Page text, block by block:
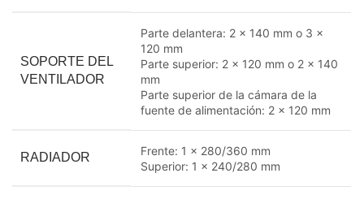
SOPORTE DEL
VENTILADOR
Parte delantera: 2 x 140 mm o 3 x
120 mm
Parte superior: 2 x 120 mm o 2 x 140
mm
Parte superior de la cámara de la
fuente de alimentación: 2 x 120 mm
RADIADOR
Frente: 1 x 280/360 mm
Superior: 1 x 240/280 mm